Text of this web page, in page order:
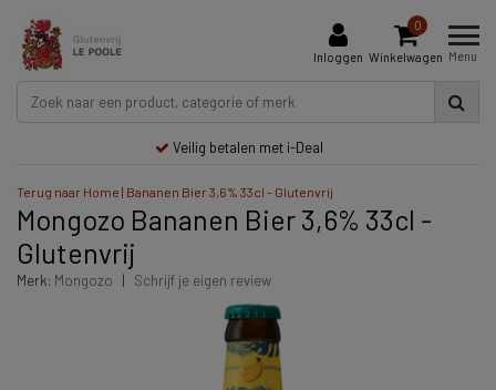
Inloggen
0
Winkelwagen Menu
Veilig betalen met i-Deal
Terug naar Home | Bananen Bier 3,6% 33cl - Glutenvrij
Mongozo Bananen Bier 3,6% 33cl -
Glutenvrij
Merk: Mongozo | Schrijf je eigen review